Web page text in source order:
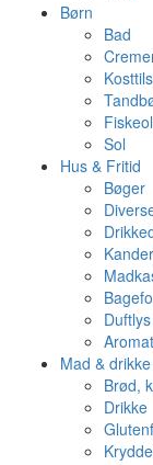
Børn
Bad
Sol
Hus & Fritid
Bøger
Kander
Duftlys
Mad & drikke
Brød,
Drikke